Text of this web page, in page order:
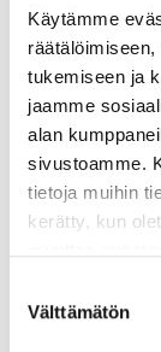
Käytämme
tukemiseen ja
jaamme
alan
sivustoamme.
tietoja muihin
kerätty, kun
valinta
Välttämätön
Tiedusteluihin
hallinnollinen
p. 050 4062
anna-
Asiasanat